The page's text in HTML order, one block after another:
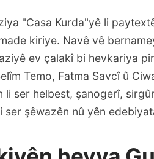
"Casa Kurda"yê li
kiriye. Navê vê
ev çalakî bi hevkariya
Temo, Fatma Savcî û
li ser helbest, şanogerî,
ser şêwazên nû yên